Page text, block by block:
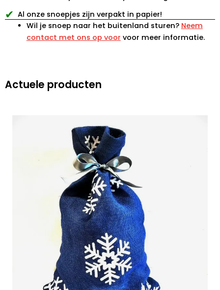
✔ Al onze snoepjes zijn verpakt in papier!
Wil je snoep naar het buitenland sturen? Neem
contact met ons op voor voor meer informatie.
Actuele producten